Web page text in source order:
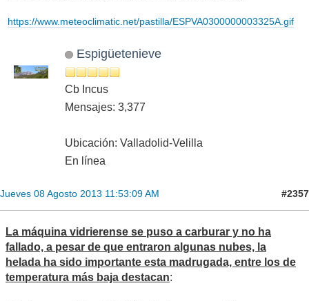
https://www.meteoclimatic.net/pastilla/ESPVA0300000003325A.gif
Espigüetenieve
Cb Incus
Mensajes: 3,377
Ubicación: Valladolid-Velilla
En línea
Jueves 08 Agosto 2013 11:53:09 AM #2357
La máquina vidrierense se puso a carburar y no ha
fallado, a pesar de que entraron algunas nubes, la
helada ha sido importante esta madrugada, entre los de
temperatura más baja destacan: